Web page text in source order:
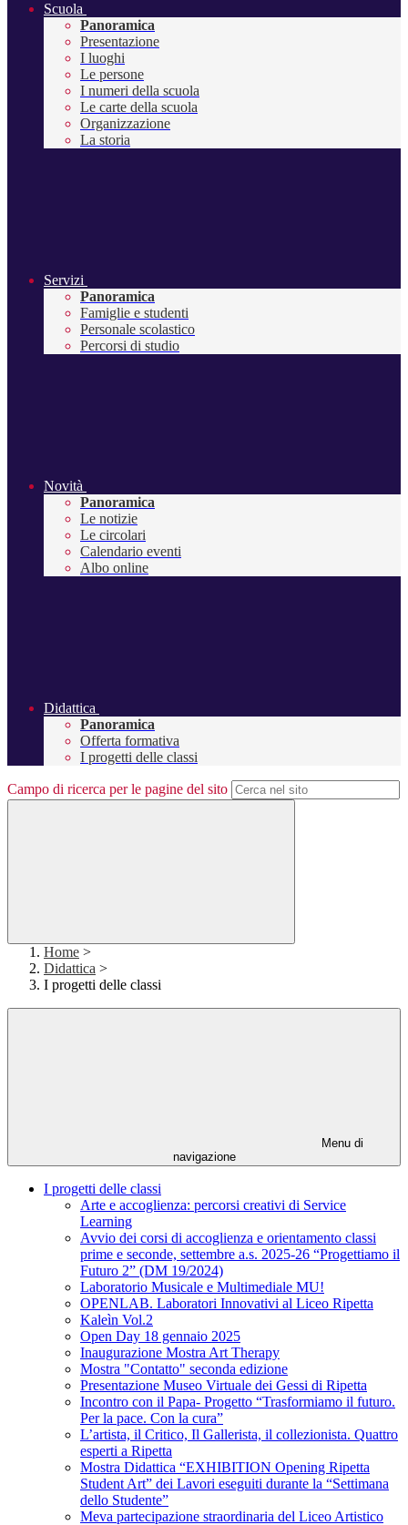
Scuola
Panoramica
Presentazione
I luoghi
Le persone
I numeri della scuola
Le carte della scuola
Organizzazione
La storia
Servizi
Panoramica
Famiglie e studenti
Personale scolastico
Percorsi di studio
Novità
Panoramica
Le notizie
Le circolari
Calendario eventi
Albo online
Didattica
Panoramica
Offerta formativa
I progetti delle classi
Campo di ricerca per le pagine del sito
Home >
Didattica >
I progetti delle classi
Menu di
navigazione
I progetti delle classi
Arte e accoglienza: percorsi creativi di Service
Learning
Avvio dei corsi di accoglienza e orientamento classi
prime e seconde, settembre a.s. 2025-26 “Progettiamo il
Futuro 2” (DM 19/2024)
Laboratorio Musicale e Multimediale MU!
OPENLAB. Laboratori Innovativi al Liceo Ripetta
Kaleìn Vol.2
Open Day 18 gennaio 2025
Inaugurazione Mostra Art Therapy
Mostra "Contatto" seconda edizione
Presentazione Museo Virtuale dei Gessi di Ripetta
Incontro con il Papa- Progetto “Trasformiamo il futuro.
Per la pace. Con la cura”
L’artista, il Critico, Il Gallerista, il collezionista. Quattro
esperti a Ripetta
Mostra Didattica “EXHIBITION Opening Ripetta
Student Art” dei Lavori eseguiti durante la “Settimana
dello Studente”
Meva partecipazione straordinaria del Liceo Artistico